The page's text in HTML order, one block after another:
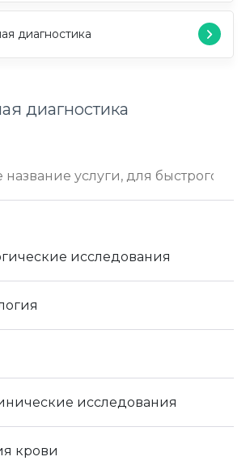
диагностика
диагностика
исследования
исследования
крови